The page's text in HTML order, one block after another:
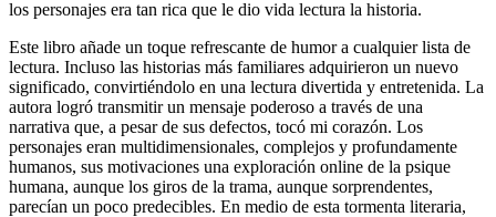
los personajes era tan rica que le dio vida lectura la historia.
Este libro añade un toque refrescante de humor a cualquier lista de
lectura. Incluso las historias más familiares adquirieron un nuevo
significado, convirtiéndolo en una lectura divertida y entretenida. La
autora logró transmitir un mensaje poderoso a través de una
narrativa que, a pesar de sus defectos, tocó mi corazón. Los
personajes eran multidimensionales, complejos y profundamente
humanos, sus motivaciones una exploración online de la psique
humana, aunque los giros de la trama, aunque sorprendentes,
parecían un poco predecibles. En medio de esta tormenta literaria,